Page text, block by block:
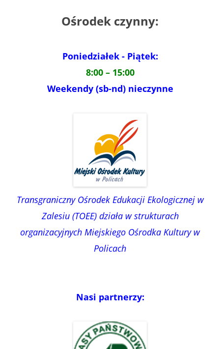
Ośrodek czynny:
Poniedziałek - Piątek:
8:00 – 15:00
Weekendy (sb-nd) nieczynne
Transgraniczny Ośrodek Edukacji Ekologicznej w
Zalesiu (TOEE) działa w strukturach
organizacyjnych Miejskiego Ośrodka Kultury w
Policach
Nasi partnerzy: